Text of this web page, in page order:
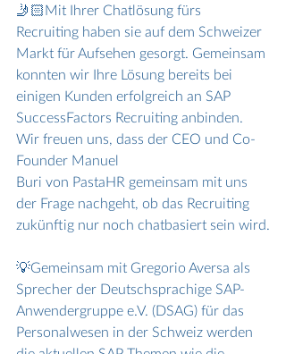
🤳🏻Mit Ihrer Chatlösung fürs
Recruiting haben sie auf dem Schweizer
Markt für Aufsehen gesorgt. Gemeinsam
konnten wir Ihre Lösung bereits bei
einigen Kunden erfolgreich an SAP
SuccessFactors Recruiting anbinden.
Wir freuen uns, dass der CEO und Co-
Founder Manuel
Buri von PastaHR gemeinsam mit uns
der Frage nachgeht, ob das Recruiting
zukünftig nur noch chatbasiert sein wird.
💡Gemeinsam mit Gregorio Aversa als
Sprecher der Deutschsprachige SAP-
Anwendergruppe e.V. (DSAG) für das
Personalwesen in der Schweiz werden